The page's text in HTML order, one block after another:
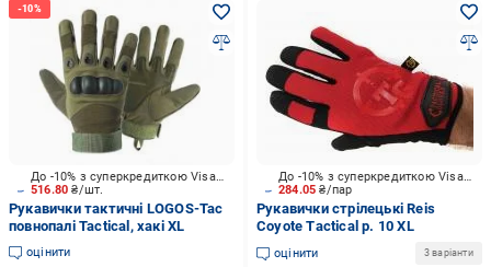
516.80₴/шт.
До -10% з суперкредиткою Visa Вигода
Рукавички тактичні LOGOS-Tac
повнопалі Tactical, хакі XL
оцінити
284.05₴/пар
До -10% з суперкредиткою Visa Вигода
Рукавички стрілецькі Reis
Coyote Тactical р. 10 XL
оцінити 3 варіанти